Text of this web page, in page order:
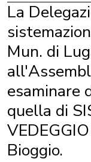
La
Mun. di
esaminare
quella di
Bioggio.